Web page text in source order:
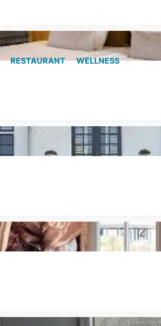
RESTAURANT WELLNESS